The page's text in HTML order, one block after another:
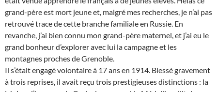
grand-père est mort jeune et, malgré mes recherches, je n’ai pas
retrouvé trace de cette branche familiale en Russie. En
revanche, j’ai bien connu mon grand-père maternel, et j’ai eu le
grand bonheur d’explorer avec lui la campagne et les
montagnes proches de Grenoble.
Il s’était engagé volontaire à 17 ans en 1914. Blessé gravement
à trois reprises, il avait reçu trois prestigieuses distinctions : la